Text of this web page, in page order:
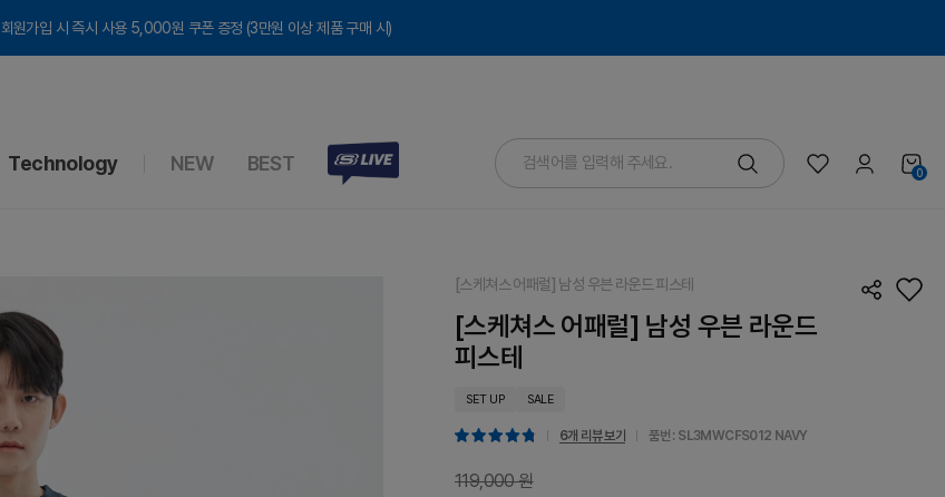
회원가입 시 즉시 사용 5,000원 쿠폰 증정 (3만원 이상 제품 구매 시)
Technology NEW BEST 0
[스케쳐스 어패럴] 남성 우븐 라운드 피스테
[스케쳐스 어패럴] 남성 우븐 라운드
피스테
SET UP SALE
6개 리뷰 보기 품번 : SL3MWCFS012 NAVY
119,000 원